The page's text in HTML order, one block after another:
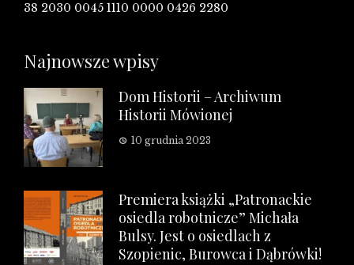
38 2030 0045 1110 0000 0426 2280
Najnowsze wpisy
Dom Historii – Archiwum
Historii Mówionej
10 grudnia 2023
Premiera książki „Patronackie
osiedla robotnicze” Michała
Bulsy. Jest o osiedlach z
Szopienic, Burowca i Dąbrówki!